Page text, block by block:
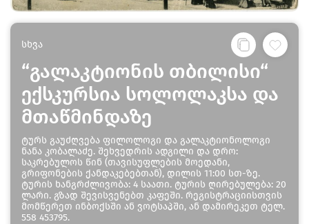
სხვა
“გალაკტიონის თბილისი“
ექსკურსია სოლოლაკსა და
მთაწმინდაზე
ტურს გაუძღვება ფილოლოგი და გალაკტიონოლოგი
ნანა კობალაძე. შეხვედრის ადგილი და დრო:
საკრებულოს წინ (თავისუფლების მოედანი,
გრიფონების ქანდაკებებთან), დილის 11:00 სთ-ზე.
ტურის ხანგრძლივობა: 4 საათი. ტურის ღირებულება: 20
ლარი. გზად შევისვენებთ კაფეში. რეგისტრაციისთვის
მომწერეთ ინბოქსში ან ვოტსაპში, ან დამირეკეთ ტელ.
558 453795.